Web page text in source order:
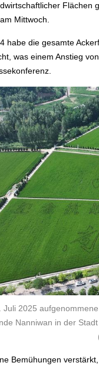
Flächen
Mittwoch.
habe die gesamte
was einem Anstieg
Juli 2025
Nanniwan in der
Bemühungen